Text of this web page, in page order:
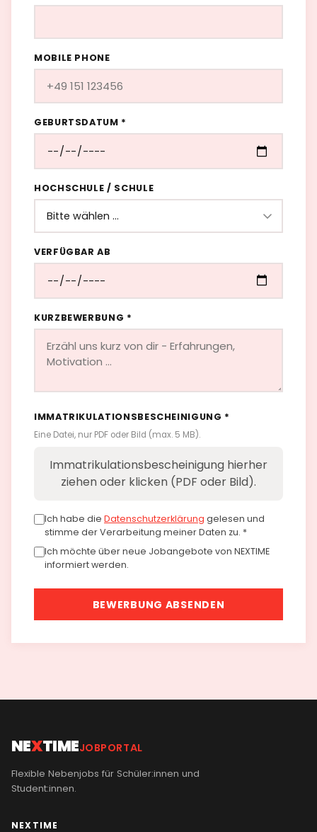
MOBILE PHONE
GEBURTSDATUM *
HOCHSCHULE / SCHULE
VERFÜGBAR AB
KURZBEWERBUNG *
IMMATRIKULATIONSBESCHEINIGUNG *
Eine Datei, nur PDF oder Bild (max. 5 MB).
Immatrikulationsbescheinigung hierher
ziehen oder klicken (PDF oder Bild).
Ich habe die Datenschutzerklärung gelesen und
stimme der Verarbeitung meiner Daten zu. *
Ich möchte über neue Jobangebote von NEXTIME
informiert werden.
BEWERBUNG ABSENDEN
NEXTIMEJOBPORTAL
Flexible Nebenjobs für Schüler:innen und
Student:innen.
NEXTIME